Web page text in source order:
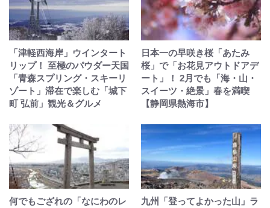
「津軽西海岸」ウインタート
リップ！ 至極のパウダー天国
「青森スプリング・スキーリ
ゾート」滞在で楽しむ「城下
町 弘前」観光＆グルメ
日本一の早咲き桜「あたみ
桜」で「お花見アウトドアデ
ート」！ 2月でも「海・山・
スイーツ・絶景」春を満喫
【静岡県熱海市】
何でもござれの「なにわのレ
九州「登ってよかった山」ラ